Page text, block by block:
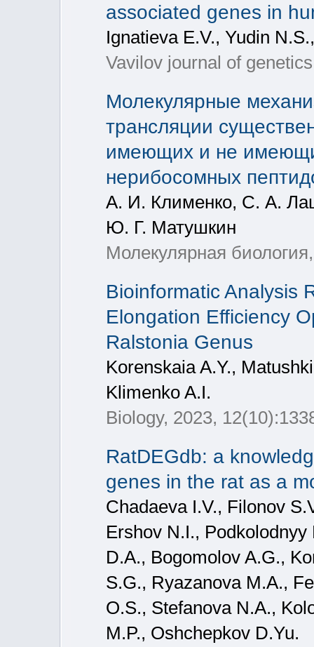
associated genes in
Ignatieva E.V., Yudin
Vavilov journal of
Молекулярные
трансляции
имеющих и не
нерибосомных
А. И. Клименко, С. А.
Ю. Г. Матушкин
Молекулярная
Bioinformatic Analysis
Elongation Efficiency
Ralstonia Genus
Korenskaia A.Y.,
Klimenko A.I.
Biology, 2023,
RatDEGdb: a
genes in the rat as a
Chadaeva I.V., Filonov
Ershov N.I.,
D.A., Bogomolov A.G.,
S.G., Ryazanova M.A.,
O.S., Stefanova N.A.,
M.P., Oshchepkov D.Yu.